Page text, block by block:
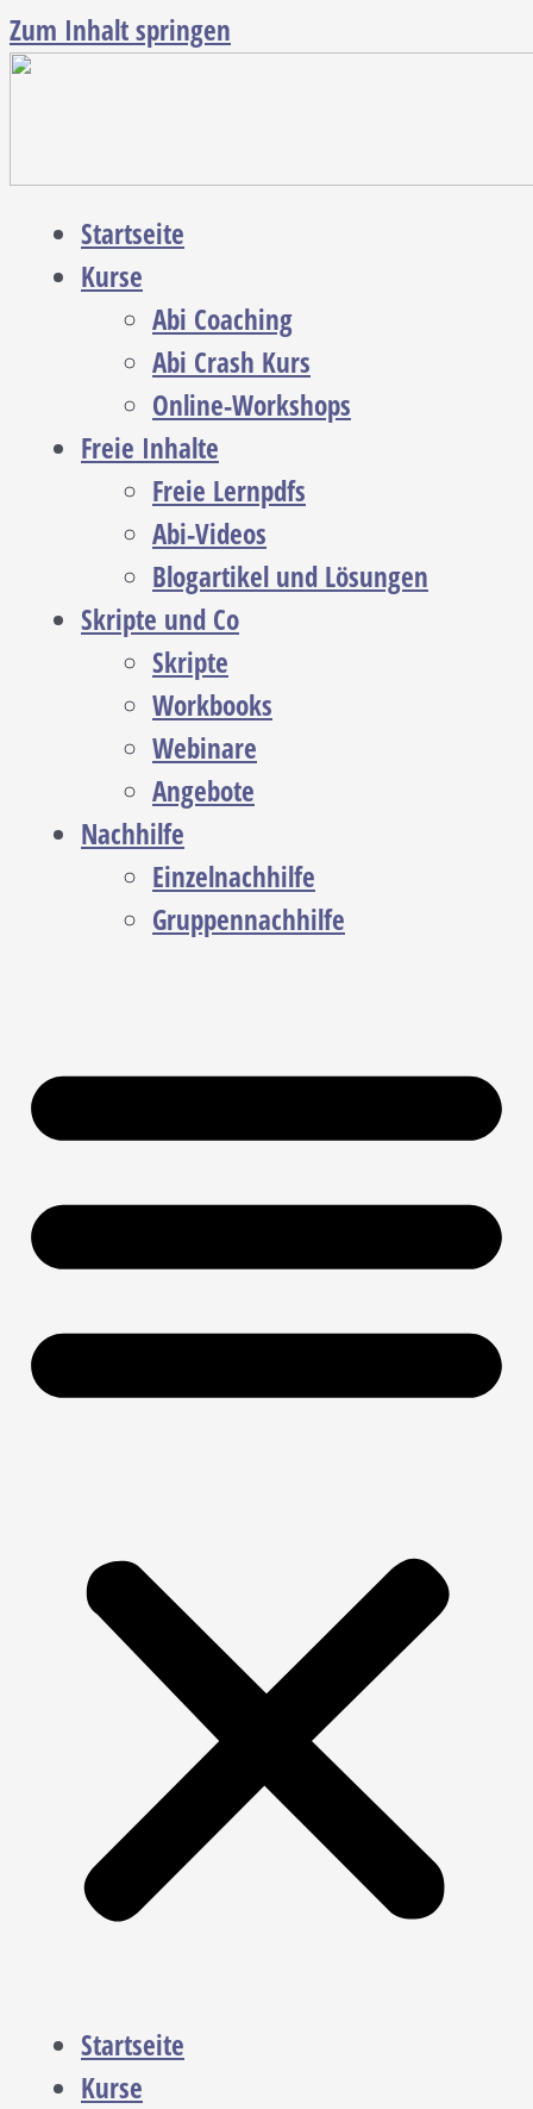
Zum Inhalt springen
Startseite
Kurse
Abi Coaching
Abi Crash Kurs
Online-Workshops
Freie Inhalte
Freie Lernpdfs
Abi-Videos
Blogartikel und Lösungen
Skripte und Co
Skripte
Workbooks
Webinare
Angebote
Nachhilfe
Einzelnachhilfe
Gruppennachhilfe
Startseite
Kurse